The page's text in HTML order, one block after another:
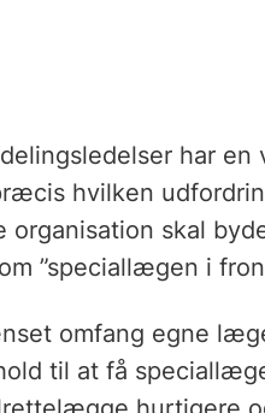
har en
hvilken
skal
”speciallægen i
omfang egne
til at få